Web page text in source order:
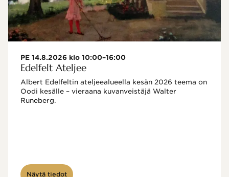
PE 14.8.2026 klo 10:00–16:00
Edelfelt Ateljee
Albert Edelfeltin ateljeealueella kesän 2026 teema on
Oodi kesälle – vieraana kuvanveistäjä Walter
Näytä tiedot